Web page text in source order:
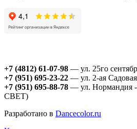
+7 (4812) 61-07-98 — ул. 25го
+7 (951) 695-23-22 — ул. 2-ая
+7 (951) 695-88-78 — ул. Нормандия
СВЕТ)
Разработано в Dancecolor.ru